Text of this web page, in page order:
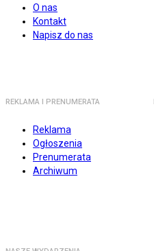
O nas
Kontakt
Napisz do nas
REKLAMA I PRENUMERATA
Reklama
Ogłoszenia
Prenumerata
Archiwum